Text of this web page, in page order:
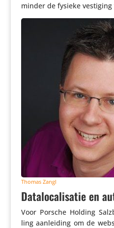
minder de fysieke
Thomas Zangl
Datalocalisatie en
Voor Porsche Holding
ling aanlei­ding om de